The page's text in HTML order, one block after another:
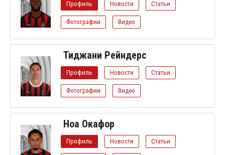
Профиль Новости Статьи
Фотографии Видео
Тиджани Рейндерс
Профиль Новости Статьи
Фотографии Видео
Ноа Окафор
Профиль Новости Статьи